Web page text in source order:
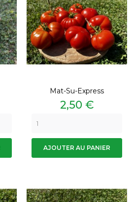
Mat-Su-Express
Prix
2,50 €
AJOUTER AU PANIER